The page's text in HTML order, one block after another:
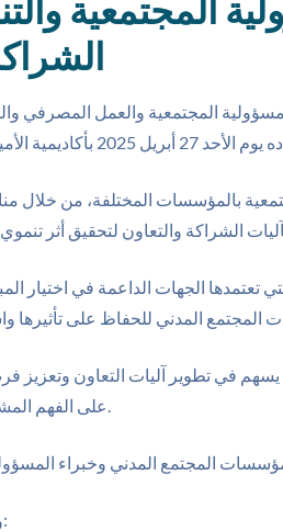
المجتمعية
المجتمعية والعمل المصرفي
بالمؤسسات المختلفة، من خلال
الجهات الداعمة في اختيار
في تطوير آليات التعاون وتعزيز
وللتسجيل في الملتقى: